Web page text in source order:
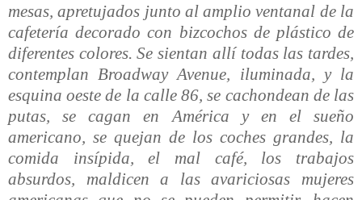
mesas, apretujados junto al amplio ventanal de la
cafetería decorado con bizcochos de plástico de
diferentes colores. Se sientan allí todas las tardes,
contemplan Broadway Avenue, iluminada, y la
esquina oeste de la calle 86, se cachondean de las
putas, se cagan en América y en el sueño
americano, se quejan de los coches grandes, la
comida insípida, el mal café, los trabajos
absurdos, maldicen a las avariciosas mujeres